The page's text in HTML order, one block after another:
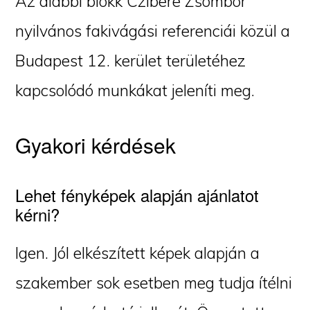
nyilvános fakivágási referenciái közül a
Budapest 12. kerület területéhez
kapcsolódó munkákat jeleníti meg.
Gyakori kérdések
Lehet fényképek alapján ajánlatot
kérni?
Igen. Jól elkészített képek alapján a
szakember sok esetben meg tudja ítélni